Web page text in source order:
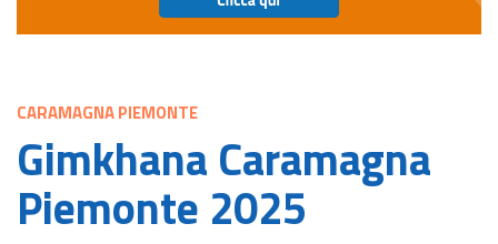
CARAMAGNA PIEMONTE
Gimkhana Caramagna
Piemonte 2025